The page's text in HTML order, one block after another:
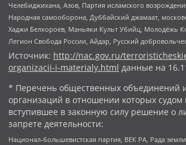
Челебиджихана, Азов, Партия исламского
Народная самооборона, Дуббайский джамаат,
Хаджи Белхороев, Маньяки Культ Убийц, Молодёжь
Легион Свобода России, Айдар, Русский
Источник: http://nac.gov.ru/
organizacii-i-materialy.html данные на
* Перечень общественных объединений
организаций в отношении которых судом
вступившее в законную силу решение о
запрете деятельности:
Национал-большевистская партия, ВЕК РА, Рада